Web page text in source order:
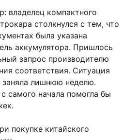
владелец компактного
столкнулся с тем, что
была указана
аккумулятора. Пришлось
запрос производителю
соответствия. Ситуация
заняла лишнюю неделю.
самого начала помогла бы
покупке китайского